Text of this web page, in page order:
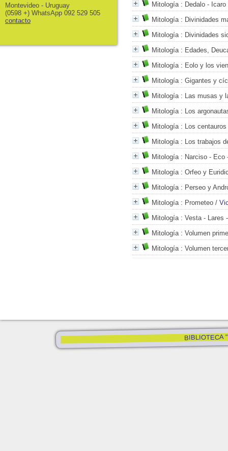
Mitología: Dedalo - Icaro
Mitología: Divinidades
Mitología: Divinidades
Mitología: Edades,
Mitología: Eolo y los
Mitología: Gigantes y
Mitología: Las musas y
Mitología: Los
Mitología: Los centauros
Mitología: Los trabajos
Mitología: Narciso - Eco
Mitología: Orfeo y
Mitología: Perseo y
Mitología: Prometeo /
Mitología: Vesta - Lares
Mitología: Volumen
Mitología: Volumen
BIBLIOTECA
Montevideo - Uruguay
(0598 +) WhatsApp 092 529 505
contacto